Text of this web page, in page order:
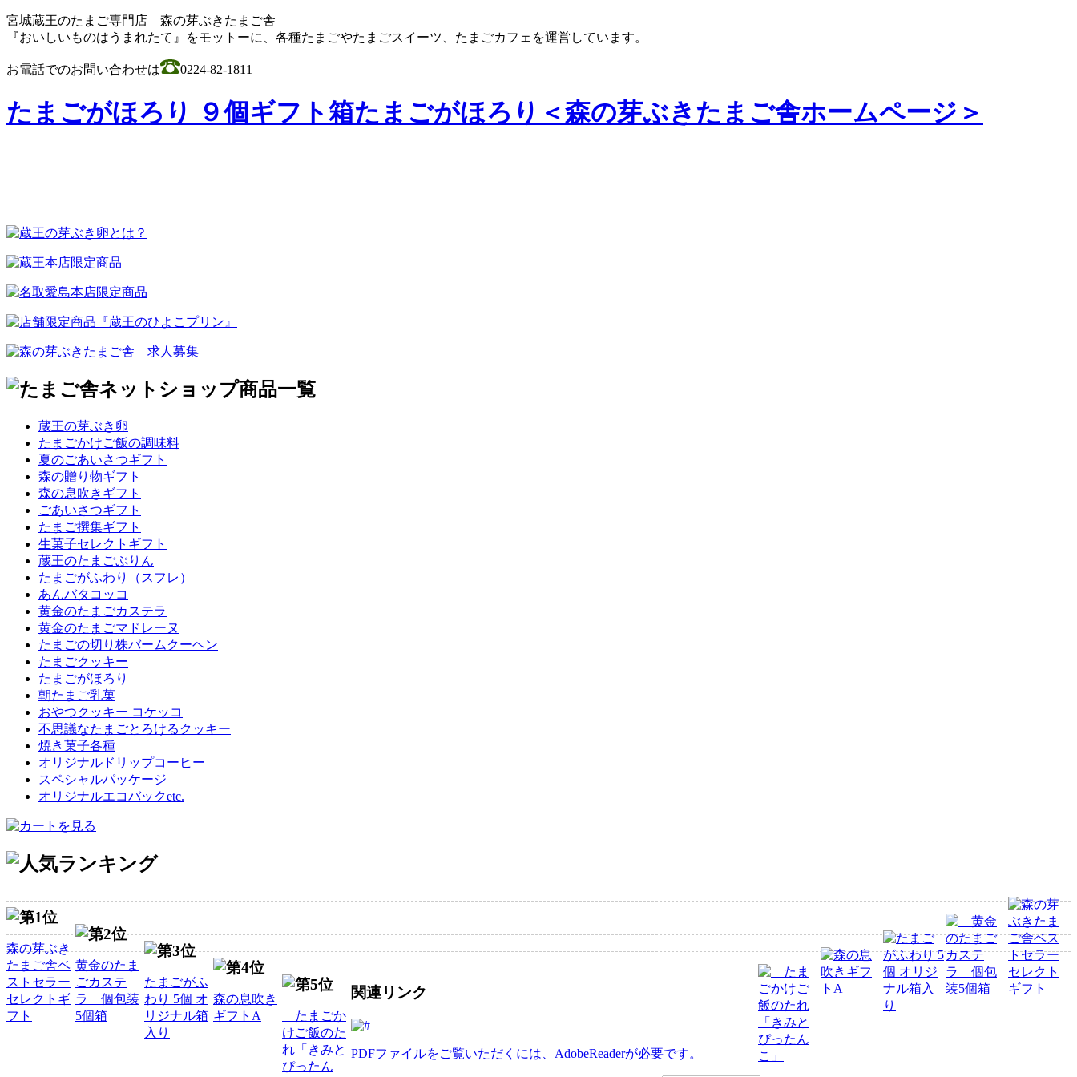
宮城蔵王のたまご専門店 森の芽ぶきたまご舎
『おいしいものはうまれたて』をモットーに、各種たまごやたまごスイーツ、たまごカフェを運営しています。
お電話でのお問い合わせは 0224-82-1811
たまごがほろり ９個ギフト箱たまごがほろり＜森の芽ぶきたまご舎ホームページ＞
蔵王の芽ぶき卵
たまごかけご飯の調味料
夏のごあいさつギフト
森の贈り物ギフト
森の息吹きギフト
ごあいさつギフト
たまご撰集ギフト
生菓子セレクトギフト
蔵王のたまごぷりん
たまごがふわり（スフレ）
あんバタコッコ
黄金のたまごカステラ
黄金のたまごマドレーヌ
たまごの切り株バームクーヘン
たまごクッキー
たまごがほろり
朝たまご乳菓
おやつクッキー コケッコ
不思議なたまごとろけるクッキー
焼き菓子各種
オリジナルドリップコーヒー
スペシャルパッケージ
オリジナルエコバックetc.
森の芽ぶき
たまご舎ベ
ストセラー
セレクトギ
フト
黄金のたま
ごカステ
ラ 個包装
5個箱
たまごがふ
わり 5個 オ
リジナル箱
入り
森の息吹き
ギフトA
たまごか
けご飯のた
れ「きみと
ぴったん
関連リンク
PDFファイルをご覧いただくには、AdobeReaderが必要です。